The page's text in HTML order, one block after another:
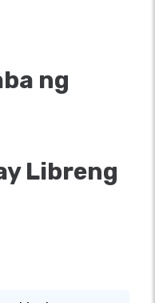
ng
Libreng